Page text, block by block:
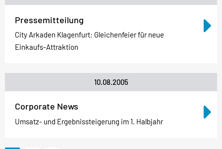
Pressemitteilung
City Arkaden Klagenfurt: Gleichenfeier für neue
Einkaufs-Attraktion
10.08.2005
Corporate News
Umsatz- und Ergebnissteigerung im 1. Halbjahr